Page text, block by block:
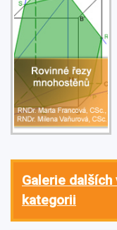
Galerie dalších
kategorii